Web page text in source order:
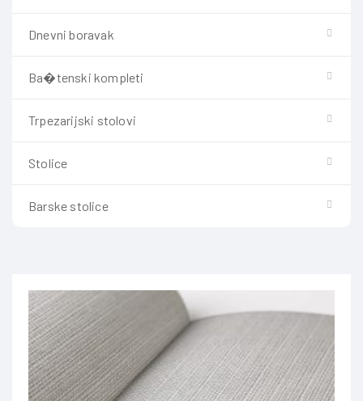
Dnevni boravak
Ba�tenski kompleti
Trpezarijski stolovi
Stolice
Barske stolice